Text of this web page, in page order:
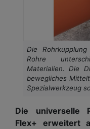
Die
Rohre
Materialien. Die
bewegliches
Spezialwerkzeug
Die universelle
Flex+ erweitert